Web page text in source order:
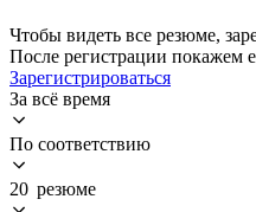
Чтобы видеть все резюме,
После регистрации покажем
Зарегистрироваться
За всё время
По соответствию
20 резюме